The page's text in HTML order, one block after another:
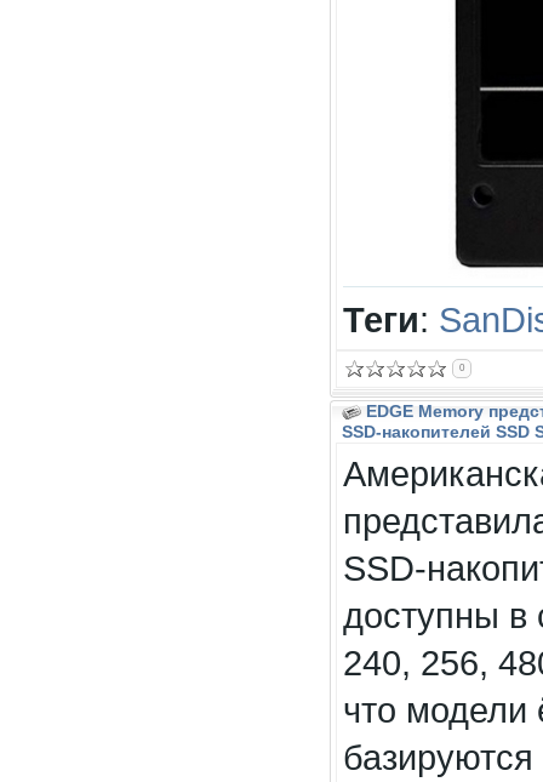
Теги:
0
EDGE Memory
SSD-накопителей SSD
SSD-
доступны в
240, 256,
что модели